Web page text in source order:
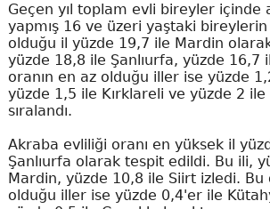
Geçen yıl toplam evli bireyler içinde
yapmış 16 ve üzeri yaştaki bireylerin
olduğu il yüzde 19,7 ile Mardin
yüzde 18,8 ile Şanlıurfa, yüzde 16,7
oranın en az olduğu iller ise yüzde
yüzde 1,5 ile Kırklareli ve yüzde 2
sıralandı.
Akraba evliliği oranı en yüksek il
Şanlıurfa olarak tespit edildi. Bu ili,
Mardin, yüzde 10,8 ile Siirt izledi. Bu
olduğu iller ise yüzde 0,4'er ile